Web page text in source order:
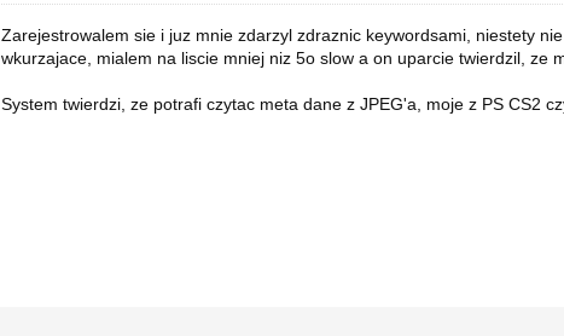
Zarejestrowalem sie i juz mnie zdarzyl zdraznic keywordsami, niestety
wkurzajace, mialem na liscie mniej niz 5o slow a on uparcie twierdzil, ze
System twierdzi, ze potrafi czytac meta dane z JPEG'a, moje z PS CS2